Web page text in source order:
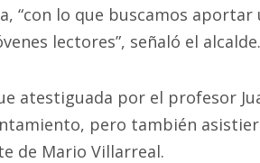
“con lo que buscamos
lectores”, señaló el alcalde.
atestiguada por el profesor
pero también
de Mario Villarreal.